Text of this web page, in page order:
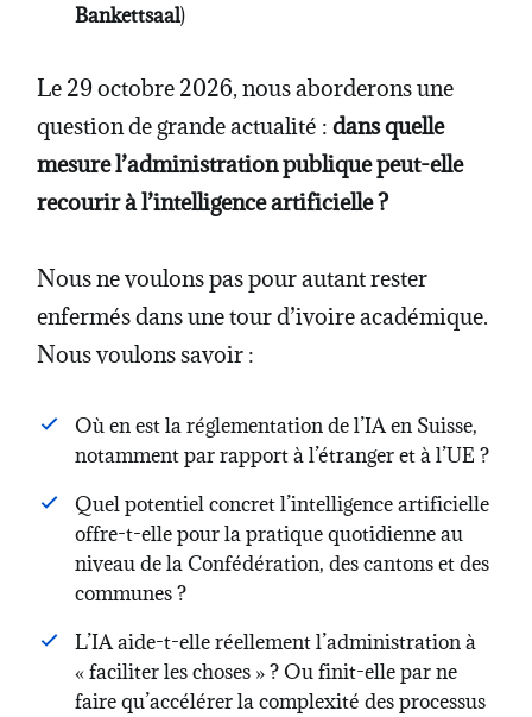
Bankettsaal)
Le 29 octobre 2026, nous aborderons une
question de grande actualité : dans quelle
mesure l’administration publique peut-elle
recourir à l’intelligence artificielle ?
Nous ne voulons pas pour autant rester
enfermés dans une tour d’ivoire académique.
Nous voulons savoir :
Où en est la réglementation de l’IA en Suisse,
notamment par rapport à l’étranger et à l’UE ?
Quel potentiel concret l’intelligence artificielle
offre-t-elle pour la pratique quotidienne au
niveau de la Confédération, des cantons et des
communes ?
L’IA aide-t-elle réellement l’administration à
« faciliter les choses » ? Ou finit-elle par ne
faire qu’accélérer la complexité des processus